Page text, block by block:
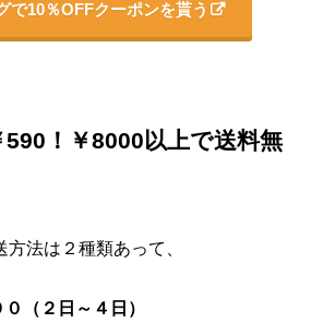
で10％OFFクーポンを貰う
590！￥8000以上で送料無
法は２種類あって、
（２日～４日）